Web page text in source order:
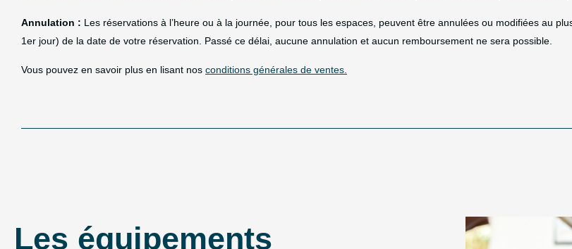
Annulation : Les réservations à l’heure ou à la journée, pour tous les espaces, peuvent être annulées ou modifiées au
1er jour) de la date de votre réservation. Passé ce délai, aucune annulation et aucun remboursement ne sera possible.
Vous pouvez en savoir plus en lisant nos conditions générales de ventes.
Les équipements